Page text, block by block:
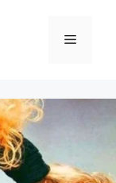
Menu